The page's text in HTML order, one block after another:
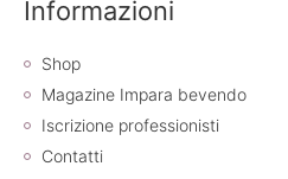
Informazioni
Shop
Magazine Impara bevendo
Iscrizione professionisti
Contatti